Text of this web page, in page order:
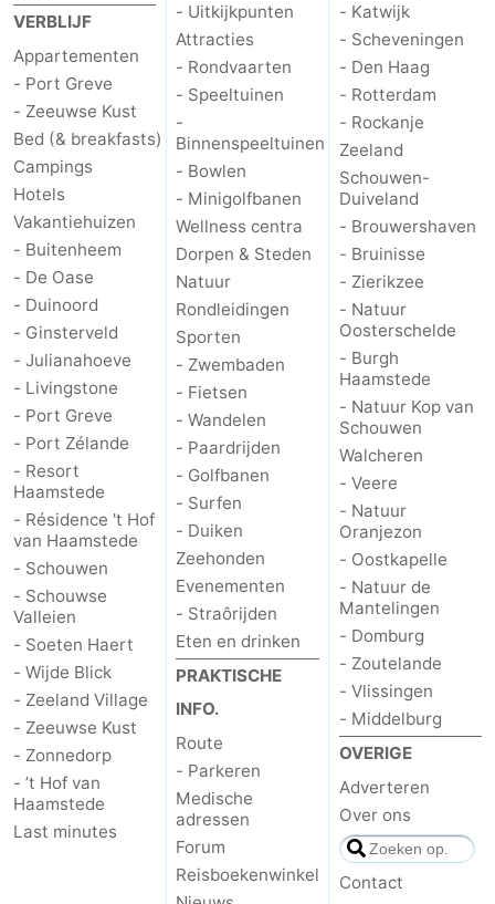
VERBLIJF
Appartementen
- Port Greve
- Zeeuwse Kust
Bed (& breakfasts)
Campings
Hotels
Vakantiehuizen
- Buitenheem
- De Oase
- Duinoord
- Ginsterveld
- Julianahoeve
- Livingstone
- Port Greve
- Port Zélande
- Resort
Haamstede
- Résidence 't Hof
van Haamstede
- Schouwen
- Schouwse
Valleien
- Soeten Haert
- Wijde Blick
- Zeeland Village
- Zeeuwse Kust
- Zonnedorp
- ’t Hof van
Haamstede
Last minutes
- Uitkijkpunten
Attracties
- Rondvaarten
- Speeltuinen
-
Binnenspeeltuinen
- Bowlen
- Minigolfbanen
Wellness centra
Dorpen & Steden
Natuur
Rondleidingen
Sporten
- Zwembaden
- Fietsen
- Wandelen
- Paardrijden
- Golfbanen
- Surfen
- Duiken
Zeehonden
Evenementen
- Straôrijden
Eten en drinken
PRAKTISCHE
INFO.
Route
- Parkeren
Medische
adressen
Forum
Reisboekenwinkel
- Katwijk
- Scheveningen
- Den Haag
- Rotterdam
- Rockanje
Zeeland
Schouwen-
Duiveland
- Brouwershaven
- Bruinisse
- Zierikzee
- Natuur
Oosterschelde
- Burgh
Haamstede
- Natuur Kop van
Schouwen
Walcheren
- Veere
- Natuur
Oranjezon
- Oostkapelle
- Natuur de
Mantelingen
- Domburg
- Zoutelande
- Vlissingen
- Middelburg
OVERIGE
Adverteren
Over ons
Contact